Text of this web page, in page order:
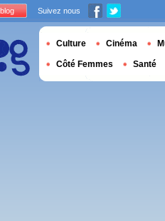
Suivez nous
Culture Cinéma
Côté Femmes Santé